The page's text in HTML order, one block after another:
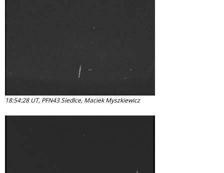
18:54:28 UT, PFN43 Siedlce, Maciek Myszkiewicz